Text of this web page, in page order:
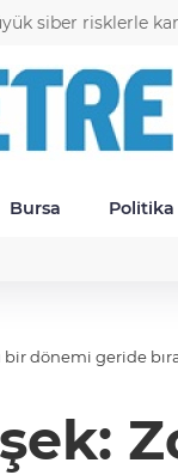
yükseldi: Brent
BGN
27,9743
VND
Bursa Politika
bir dönemi geride